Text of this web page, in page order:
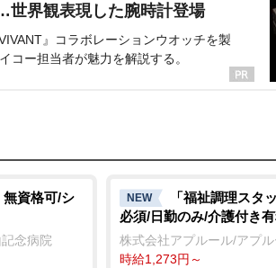
世界観表現した腕時計登場
』コラボレーションウオッチを製
コー担当者が魅力を解説する。
無資格可/シ
念病院
NEW
「福祉調理スタ
必須/日勤のみ/介護付き
株式会社アプルール/アプ
時給1,273円～